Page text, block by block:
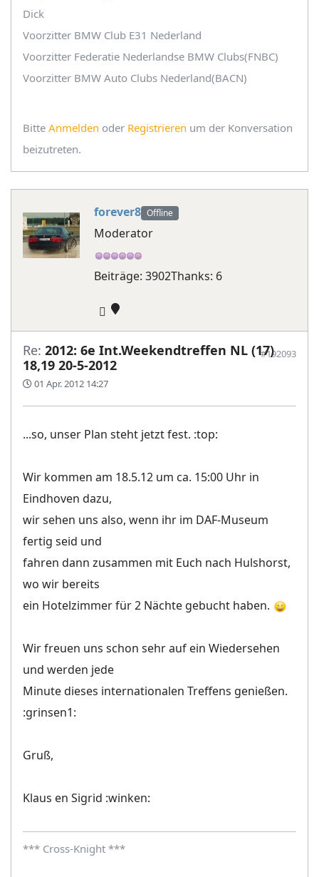
Dick
Voorzitter BMW Club E31 Nederland
Voorzitter Federatie Nederlandse BMW Clubs(FNBC)
Voorzitter BMW Auto Clubs Nederland(BACN)
Bitte Anmelden oder Registrieren um der Konversation
beizutreten.
forever8 Offline
Moderator
Beiträge: 3902Thanks: 6
Re: 2012: 6e Int.Weekendtreffen NL (17)
18,19 20-5-2012
01 Apr. 2012 14:27
#192093
...so, unser Plan steht jetzt fest. :top:
Wir kommen am 18.5.12 um ca. 15:00 Uhr in
Eindhoven dazu,
wir sehen uns also, wenn ihr im DAF-Museum
fertig seid und
fahren dann zusammen mit Euch nach Hulshorst,
wo wir bereits
ein Hotelzimmer für 2 Nächte gebucht haben.
Wir freuen uns schon sehr auf ein Wiedersehen
und werden jede
Minute dieses internationalen Treffens genießen.
:grinsen1:
Gruß,
Klaus en Sigrid :winken:
*** Cross-Knight ***